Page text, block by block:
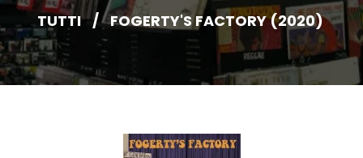
TUTTI / FOGERTY'S FACTORY (2020)